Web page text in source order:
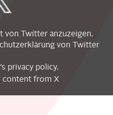
von Twit­ter anzuzeigen.
von Twitter
pri­va­cy poli­cy.
con­tent from X